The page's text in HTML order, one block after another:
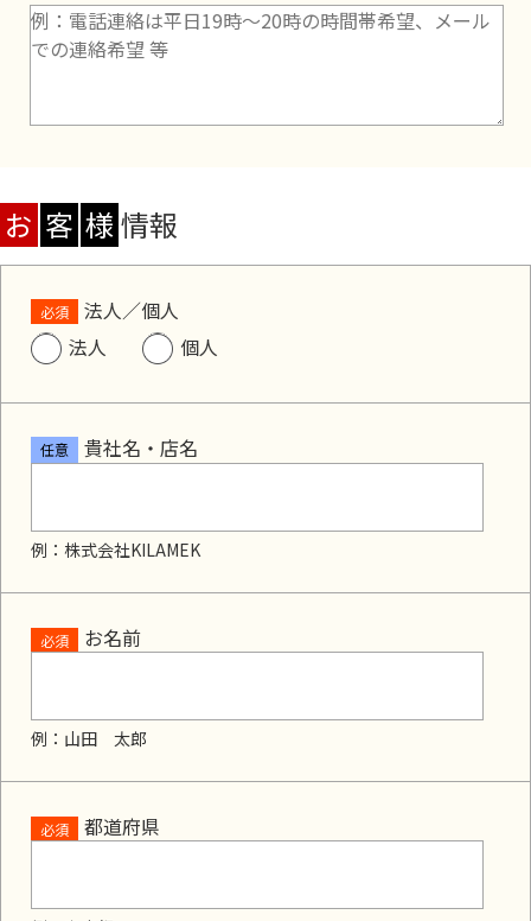
お 客 様 情報
必須
法人／個人
法人
個人
任意 貴社名・店名
例：株式会社KILAMEK
必須 お名前
例：山田 太郎
必須 都道府県